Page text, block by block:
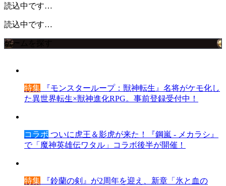
読込中です…
読込中です…
ゲームを探す
特集 『モンスターループ：獣神転生』名将がケモ化し
た異世界転生×獣神進化RPG。事前登録受付中！
コラボ ついに虎王＆影虎が来た！『鋼嵐 - メカラシ』
で「魔神英雄伝ワタル」コラボ後半が開催！
特集 『鈴蘭の剣』が2周年を迎え、新章「氷と血の